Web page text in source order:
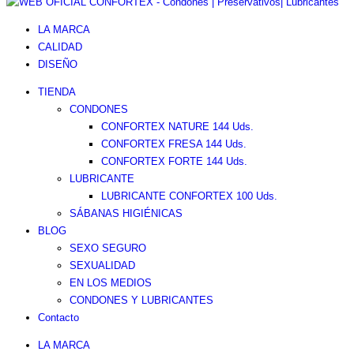
LA MARCA
CALIDAD
DISEÑO
TIENDA
CONDONES
CONFORTEX NATURE 144 Uds.
CONFORTEX FRESA 144 Uds.
CONFORTEX FORTE 144 Uds.
LUBRICANTE
LUBRICANTE CONFORTEX 100 Uds.
SÁBANAS HIGIÉNICAS
BLOG
SEXO SEGURO
SEXUALIDAD
EN LOS MEDIOS
CONDONES Y LUBRICANTES
Contacto
LA MARCA